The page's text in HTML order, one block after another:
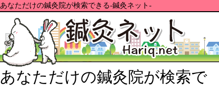
あなただけの鍼灸院が検索できる-鍼灸ネット-
あなただけの鍼灸院が検索で